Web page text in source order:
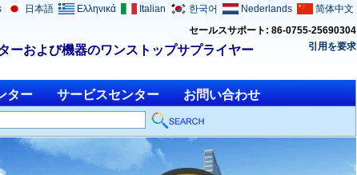
ーおよび機器のワンストップサプライヤー
セールスサポート: 86-0755-25690304
引用を要求
日本語 Ελληνικά Italian 한국어 Nederlands 简体中文
ター サービスセンター お問い合わせ